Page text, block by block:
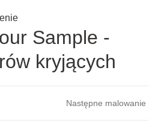
Sample -
kryjących
Następne malowanie